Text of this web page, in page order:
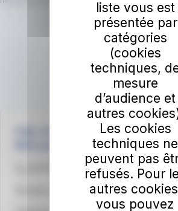
irigo, les services mobilité
02 41 33 64 64
Sourds et malentendants - Accédez à
liste vous est
présentée par
catégories
(cookies
techniques,
mesure
d’audience et
autres
Les cookies
techniques ne
peuvent pas
refusés. Pour
autres
vous pouvez